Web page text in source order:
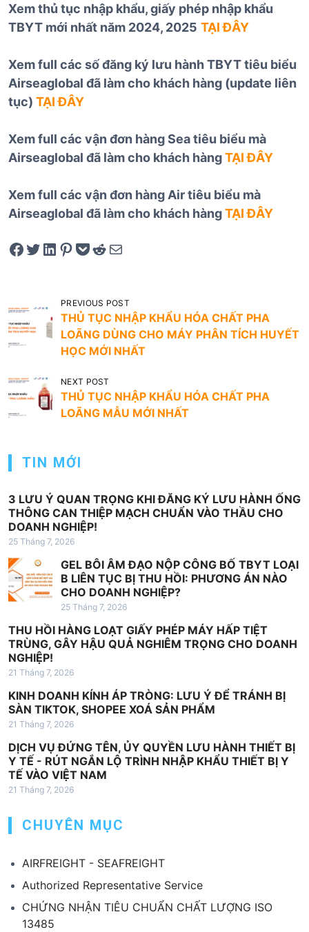
Xem thủ tục nhập khẩu, giấy phép nhập khẩu
TBYT mới nhất năm 2024, 2025 TẠI ĐÂY
Xem full các số đăng ký lưu hành TBYT tiêu biểu
Airseaglobal đã làm cho khách hàng (update liên
tục) TẠI ĐÂY
Xem full các vận đơn hàng Sea tiêu biểu mà
Airseaglobal đã làm cho khách hàngTẠI ĐÂY
Xem full các vận đơn hàng Air tiêu biểu mà
Airseaglobal đã làm cho khách hàngTẠI ĐÂY
Share on Facebook Tweet on Twitter Share on LinkedIn Pin on Pinterest Save to pocket Share on Reddit Share via Email
Đ
i
ề
h
ư
n
g
b
à
i
v
i
ế
PREVIOUS POST
THỦ TỤC NHẬP KHẨU HÓA CHẤT PHA
LOÃNG DÙNG CHO MÁY PHÂN TÍCH HUYẾT
HỌC MỚI NHẤT
NEXT POST
THỦ TỤC NHẬP KHẨU HÓA CHẤT PHA
LOÃNG MẪU MỚI NHẤT
TIN MỚI
3 LƯU Ý QUAN TRỌNG KHI ĐĂNG KÝ LƯU HÀNH ỐNG
THÔNG CAN THIỆP MẠCH CHUẨN VÀO THẦU CHO
DOANH NGHIỆP!
25 Tháng 7, 2026
GEL BÔI ÂM ĐẠO NỘP CÔNG BỐ TBYT LOẠI
B LIÊN TỤC BỊ THU HỒI: PHƯƠNG ÁN NÀO
CHO DOANH NGHIỆP?
25 Tháng 7, 2026
THU HỒI HÀNG LOẠT GIẤY PHÉP MÁY HẤP TIỆT
TRÙNG, GÂY HẬU QUẢ NGHIÊM TRỌNG CHO DOANH
NGHIỆP!
21 Tháng 7, 2026
KINH DOANH KÍNH ÁP TRÒNG: LƯU Ý ĐỂ TRÁNH BỊ
SÀN TIKTOK, SHOPEE XOÁ SẢN PHẨM
21 Tháng 7, 2026
DỊCH VỤ ĐỨNG TÊN, ỦY QUYỀN LƯU HÀNH THIẾT BỊ
Y TẾ - RÚT NGẮN LỘ TRÌNH NHẬP KHẨU THIẾT BỊ Y
TẾ VÀO VIỆT NAM
21 Tháng 7, 2026
CHUYÊN MỤC
AIRFREIGHT - SEAFREIGHT
Authorized Representative Service
CHỨNG NHẬN TIÊU CHUẨN CHẤT LƯỢNG ISO
13485